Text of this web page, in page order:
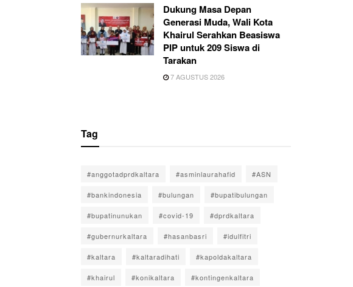
Dukung Masa Depan
Generasi Muda, Wali Kota
Khairul Serahkan Beasiswa
PIP untuk 209 Siswa di
Tarakan
7 AGUSTUS 2026
Tag
#anggotadprdkaltara #asminlaurahafid #ASN
#bankindonesia #bulungan #bupatibulungan
#bupatinunukan #covid-19 #dprdkaltara
#gubernurkaltara #hasanbasri #idulfitri
#kaltara #kaltaradihati #kapoldakaltara
#khairul #konikaltara #kontingenkaltara